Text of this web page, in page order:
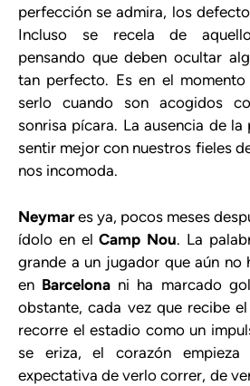
perfección se admira, los
Incluso se recela de
pensando que deben ocultar
tan perfecto. Es en el
serlo cuando son acogidos
sonrisa pícara. La ausencia de
sentir mejor con nuestros fieles
nos incomoda.
Neymares ya, pocos meses
ídolo en elCamp Nou. La
grande a un jugador que aún no
en Barcelona ni ha marcado
obstante, cada vez que recibe
recorre el estadio como un
se eriza, el corazón
expectativa de verlo correr, de